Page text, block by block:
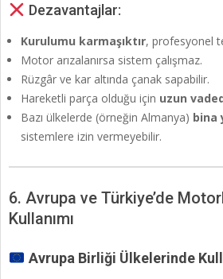
Dezavantajlar:
Kurulumu karmaşıktır, profesyonel
Motor arızalanırsa sistem çalışmaz.
Rüzgâr ve kar altında çanak sapabilir.
Hareketli parça olduğu için uzun
Bazı ülkelerde (örneğin Almanya) bina
sistemlere izin vermeyebilir.
6. Avrupa ve Türkiye’de
Kullanımı
Avrupa Birliği Ülkelerinde